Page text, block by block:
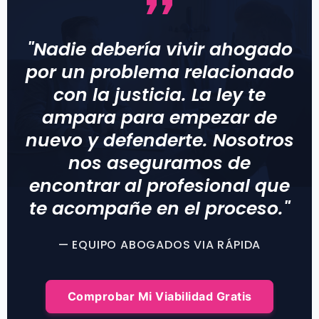
"Nadie debería vivir ahogado
por un problema relacionado
con la justicia. La ley te
ampara para empezar de
nuevo y defenderte. Nosotros
nos aseguramos de
encontrar al profesional que
te acompañe en el proceso."
— EQUIPO ABOGADOS VIA RÁPIDA
Comprobar Mi Viabilidad Gratis